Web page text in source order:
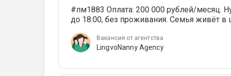
#пм1883 Оплата: 200 000 рублей/месяц.
до 18:00, без проживания. Семья живёт
Вакансия от агентства
LingvoNanny Agency